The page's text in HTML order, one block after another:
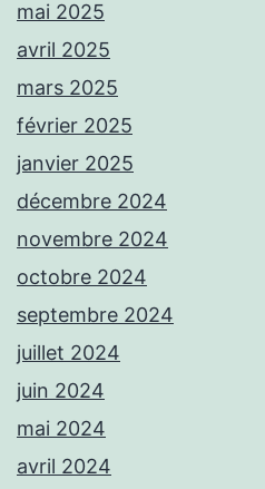
mai 2025
avril 2025
mars 2025
février 2025
janvier 2025
décembre 2024
novembre 2024
octobre 2024
septembre 2024
juillet 2024
juin 2024
mai 2024
avril 2024